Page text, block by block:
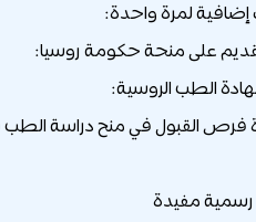
إضافية لمرة واحدة:
على منحة حكومة روسيا:
الطب الروسية:
فرص القبول في منح دراسة
مفيدة